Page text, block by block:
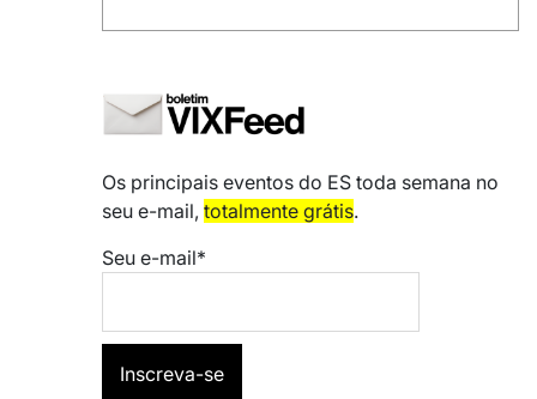
Os principais eventos do ES toda semana no
seu e-mail, totalmente grátis.
Seu e-mail*